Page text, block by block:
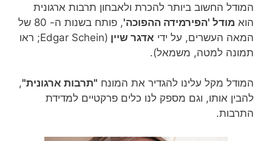
המודל החשוב ביותר להכרת ולאבחון תרבות ארגונית
הוא מודל 'הפירמידה ההפוכה'
, פותח בשנות ה- 80 של
המאה העשרים, על ידי אדגר שיין
(Edgar Schein; ראו
תמונה למטה, משמאל).
המודל מקל עלינו להגדיר את המונח "תרבות ארגונית",
להבין אותו, וגם מספק לנו כלים פרקטיים למדידת
התרבות.